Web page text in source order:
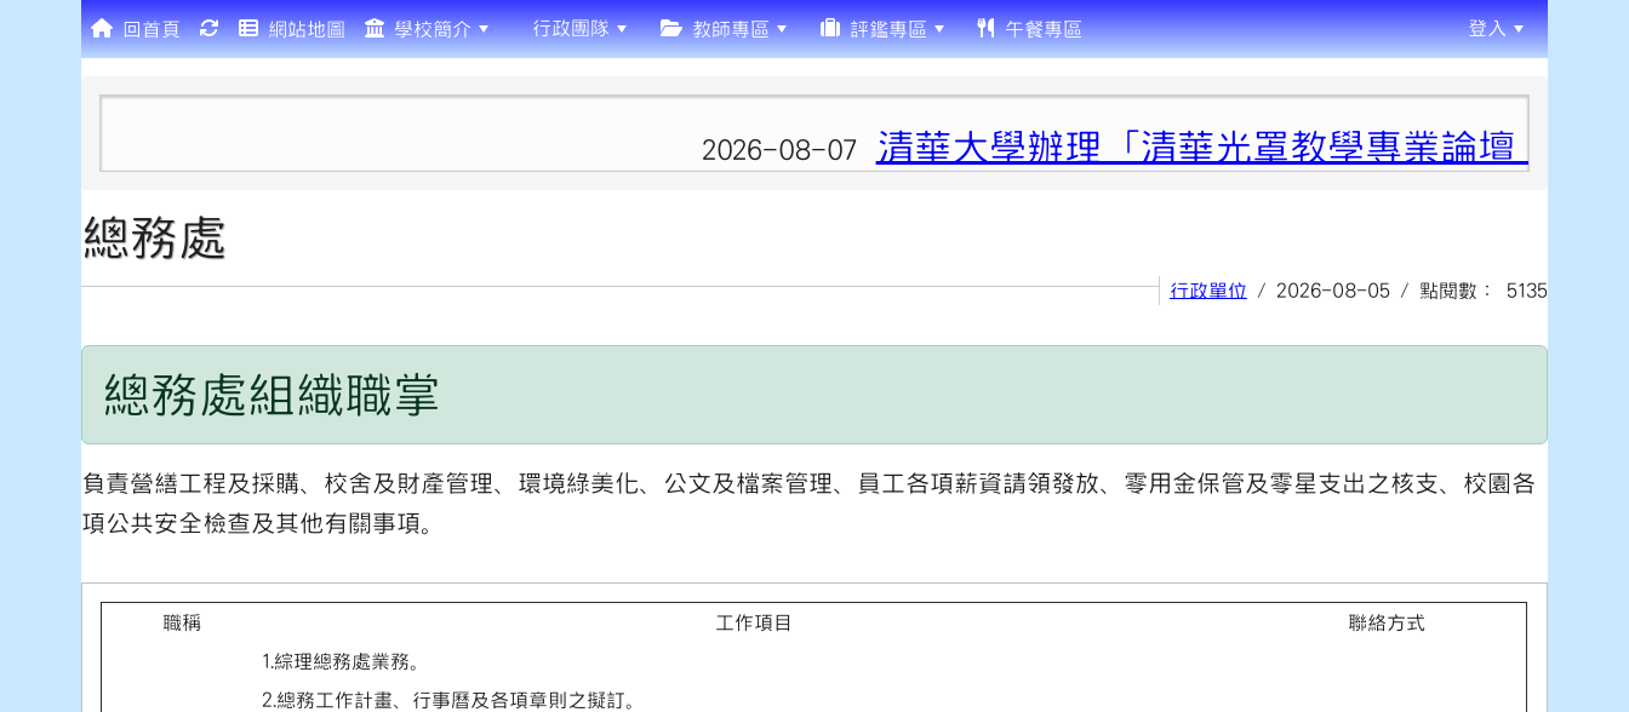
回首頁 網站地圖 學校簡介 行政團隊 教師專區 評鑑專區 午餐專區 登入
2026-08-07 清華大學辦理「清華光罩教學專業論壇（六）變
總務處
行政單位 / 2026-08-05 / 點閱數： 5135
總務處組織職掌
負責營繕工程及採購、校舍及財產管理、環境綠美化、公文及檔案管理、員工各項薪資請領發放、零用金保管及零星支出之核支、校園各
項公共安全檢查及其他有關事項。
職稱 工作項目 聯絡方式
1.綜理總務處業務。
2.總務工作計畫、行事曆及各項章則之擬訂。